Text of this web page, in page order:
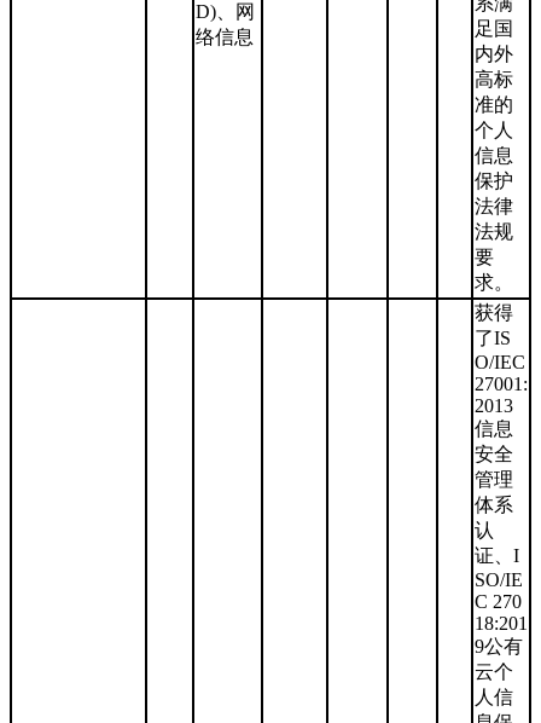
D)、网
络信息
足国
内外
高标
准的
个人
信息
保护
法律
法规
要
求。
获得
了IS
O/IEC
27001:
2013
信息
安全
管理
体系
认
证、I
SO/IE
C 270
18:201
9公有
云个
人信